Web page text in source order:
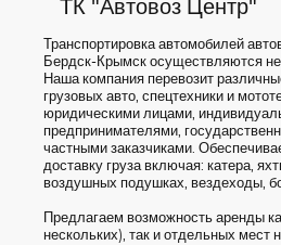
ТК "Автовоз Центр"
Транспортировка автомобилей
Бердск-Крымск осуществляются
Наша компания перевозит
грузовых авто, спецтехники и
юридическими лицами,
предпринимателями,
частными заказчиками.
доставку груза включая: катера,
воздушных подушках, вездеходы,
Предлагаем возможность аренды
нескольких), так и отдельных мест